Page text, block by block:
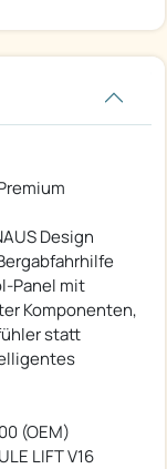
Design
Panel mit
Komponenten,
statt
(OEM)
LIFT V16